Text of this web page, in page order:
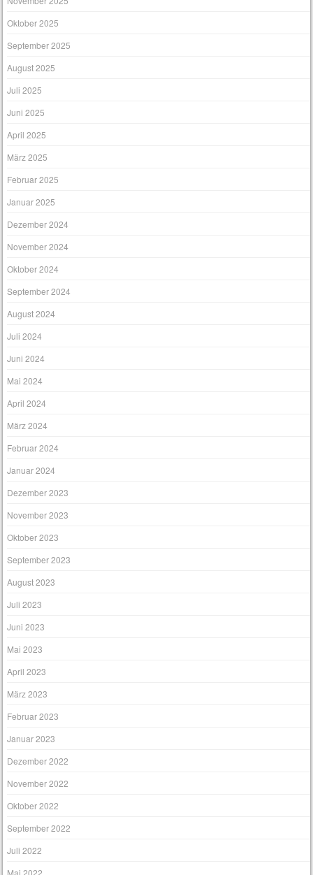
Oktober 2025
September 2025
August 2025
Juli 2025
Juni 2025
April 2025
März 2025
Februar 2025
Januar 2025
Dezember 2024
November 2024
Oktober 2024
September 2024
August 2024
Juli 2024
Juni 2024
Mai 2024
April 2024
März 2024
Februar 2024
Januar 2024
Dezember 2023
November 2023
Oktober 2023
September 2023
August 2023
Juli 2023
Juni 2023
Mai 2023
April 2023
März 2023
Februar 2023
Januar 2023
Dezember 2022
November 2022
Oktober 2022
September 2022
Juli 2022